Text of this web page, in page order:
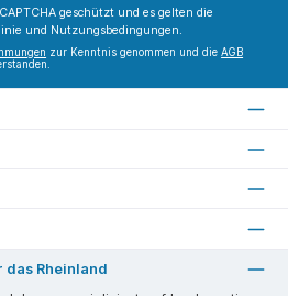
geschützt und es gelten die
und Nutzungsbedingungen
zur Kenntnis genommen und dieAGB
das Rheinland